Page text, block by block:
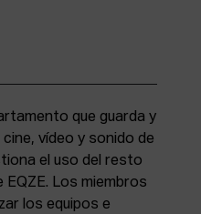
que guarda y
vídeo y sonido de
el uso del resto
Los miembros
los equipos e